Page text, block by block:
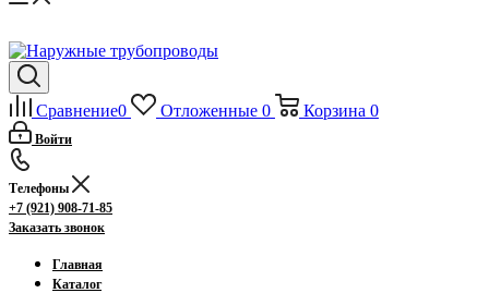
Сравнение0 Отложенные 0 Корзина 0
Войти
Телефоны
+7 (921) 908-71-85
Заказать звонок
Главная
Каталог